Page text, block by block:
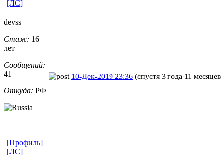
[ЛС]
devss
Стаж: 16
лет
Сообщений:
41
Откуда: РФ
10-Дек-2019 23:36 (спустя 3 года 11
[Профиль]
[ЛС]